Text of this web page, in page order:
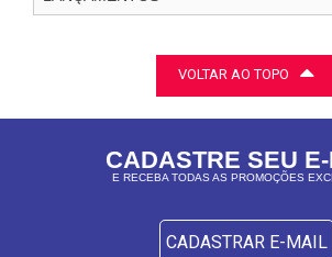
VOLTAR AO TOPO
CADASTRE SEU
E RECEBA TODAS AS PROMOÇÕES
CADASTRAR E-MAIL